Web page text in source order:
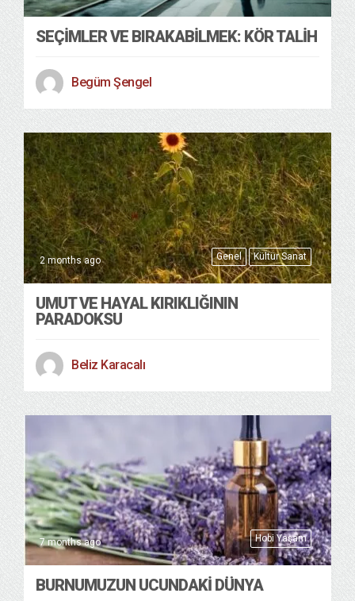
SEÇIMLER VE BIRAKABILMEK: KÖR TALIH
Begüm Şengel
Genel Kültür Sanat
2 months ago
UMUT VE HAYAL KIRIKLIĞININ
PARADOKSU
Beliz Karacalı
Hobi Yaşam
7 months ago
BURNUMUZUN UCUNDAKİ DÜNYA